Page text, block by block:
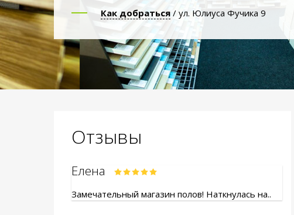
Как добраться / ул. Юлиуса Фучика 9
Отзывы
Елена
Замечательный магазин полов! Наткнулась на..